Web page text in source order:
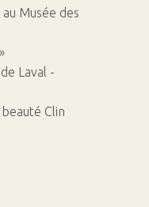
Musée des
Laval -
Clin